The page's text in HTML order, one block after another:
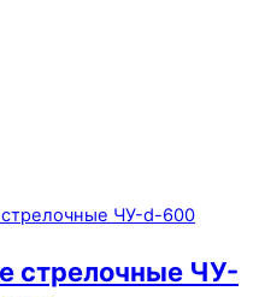
стрелочные ЧУ-